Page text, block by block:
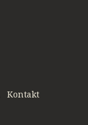
Kontakt